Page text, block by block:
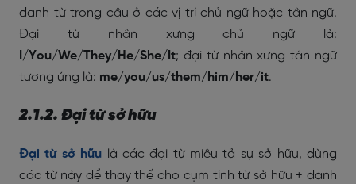
danh từ trong câu ở các vị trí chủ ngữ hoặc tân ngữ.
Đại từ nhân xưng chủ ngữ là:
I/You/We/They/He/She/It; đại từ nhân xưng tân ngữ
tương ứng là: me/you/us/them/him/her/it.
2.1.2. Đại từ sở hữu
Đại từ sở hữu là các đại từ miêu tả sự sở hữu, dùng
các từ này để thay thế cho cụm tính từ sở hữu + danh